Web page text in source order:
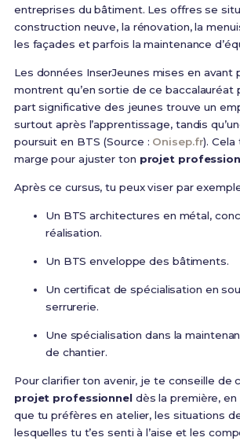
entreprises du bâtiment. Les offres se
construction neuve, la rénovation, la
les façades et parfois la maintenance
Les données InserJeunes mises en avant
montrent qu’en sortie de ce baccalauréat
part significative des jeunes trouve un
surtout après l’apprentissage, tandis
poursuit en BTS (Source : Onisep.fr). Cela
marge pour ajuster ton projet
Après ce cursus, tu peux viser par
Un BTS architectures en métal,
réalisation.
Un BTS enveloppe des bâtiments.
Un certificat de spécialisation en
serrurerie.
Une spécialisation dans la
de chantier.
Pour clarifier ton avenir, je te conseille de
projet professionneldès la première,
que tu préfères en atelier, les situations
lesquelles tu t’es senti à l’aise et les